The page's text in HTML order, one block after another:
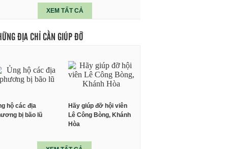
XEM TẤT CẢ
ĐỊA CHỈ CẦN GIÚP ĐỠ
hộ các địa
bị bão lũ
Hãy giúp đỡ hội viên
Lê Công Bòng, Khánh
Hòa